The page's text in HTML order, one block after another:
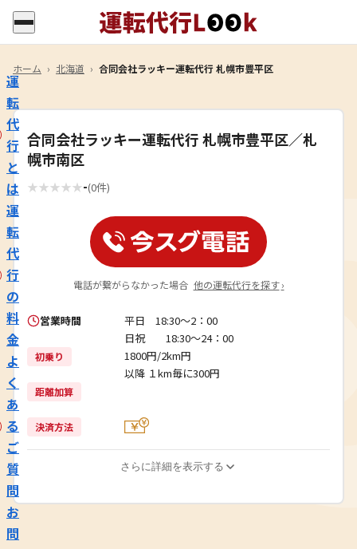
運
転
代
行
と
は
運
転
代
行
の
料
金
よ
く
あ
る
ご
質
問
お
問
ホーム › 北海道 › 合同会社ラッキー運転代行 札幌市豊平区
合同会社ラッキー運転代行 札幌市豊平区／札
幌市南区
★★★★★-(0件)
電話が繋がらなかった場合 他の運転代行を探す ›
営業時間
平日 18:30～2：00
日祝 18:30～24：00
初乗り
1800円/2km円
以降 １km毎に300円
距離加算
決済方法
さらに詳細を表示する